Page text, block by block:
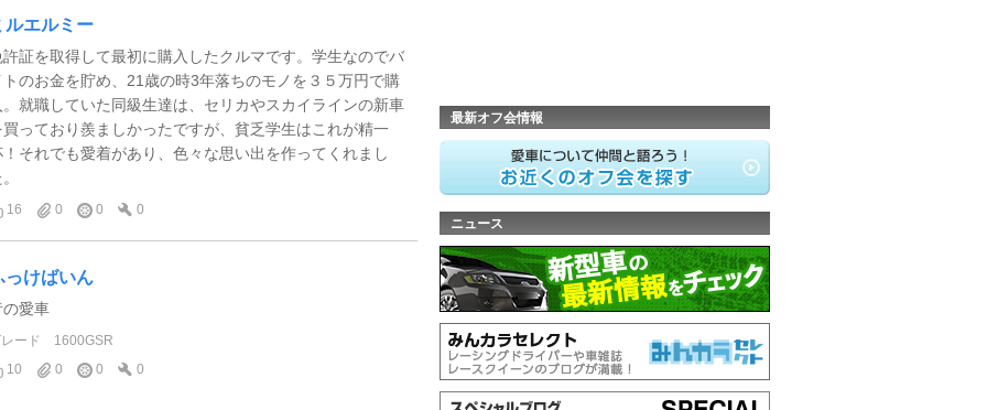
ルエルミー
許証を取得して最初に購入したクルマです。学生なのでバ
トのお金を貯め、21歳の時3年落ちのモノを３５万円で購
。就職していた同級生達は、セリカやスカイラインの新車
買っており羨ましかったですが、貧乏学生はこれが精一
！それでも愛着があり、色々な思い出を作ってくれまし
16 0 0 0
っけばいん
の愛車
ード
1600GSR
10
0 0 0
最新オフ会情報
ニュース